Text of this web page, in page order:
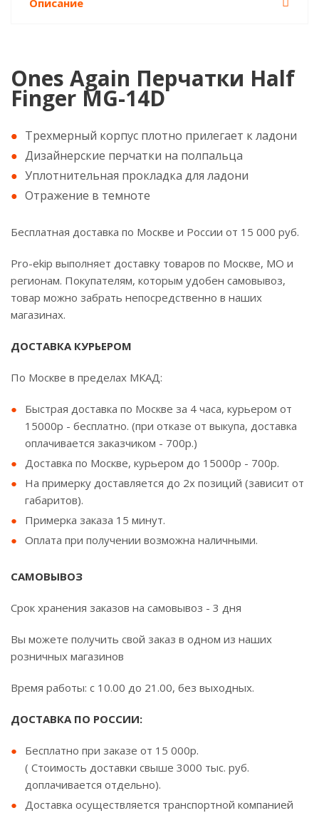
Описание
Ones Again Перчатки Half
Finger MG-14D
Трехмерный корпус плотно прилегает к ладони
Дизайнерские перчатки на полпальца
Уплотнительная прокладка для ладони
Отражение в темноте
Бесплатная доставка по Москве и России от 15 000 руб.
Pro-ekip выполняет доставку товаров по Москве, МО и
регионам. Покупателям, которым удобен самовывоз,
товар можно забрать непосредственно в наших
магазинах.
ДОСТАВКА КУРЬЕРОМ
По Москве в пределах МКАД:
Быстрая доставка по Москве за 4 часа, курьером от
15000р - бесплатно. (при отказе от выкупа, доставка
оплачивается заказчиком - 700р.)
Доставка по Москве, курьером до 15000р - 700р.
На примерку доставляется до 2х позиций (зависит от
габаритов).
Примерка заказа 15 минут.
Оплата при получении возможна наличными.
САМОВЫВОЗ
Срок хранения заказов на самовывоз - 3 дня
Вы можете получить свой заказ в одном из наших
розничных магазинов
Время работы: с 10.00 до 21.00, без выходных.
ДОСТАВКА ПО РОССИИ:
Бесплатно при заказе от 15 000р.
( Стоимость доставки свыше 3000 тыс. руб.
доплачивается отдельно).
Доставка осуществляется транспортной компанией